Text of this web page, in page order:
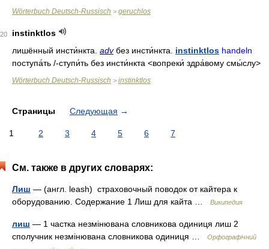
Wörterbuch Deutsch-Russisch > geruchlos
20
instinktlos
лишённый инсти́нкта adv без инсти́нкта instinktlos handeln
поступа́ть /-ступи́ть без инсти́нкта <вопреки́ здра́вому смы́слу>
Wörterbuch Deutsch-Russisch > instinktlos
Страницы Следующая →
1 2 3 4 5 6 7
См. также в других словарях:
Лиш — (англ. leash) страховочный поводок от кайтера к
оборудованию. Содержание 1 Лиш для кайта …
Википедия
лиш — 1 частка незмінювана словникова одиниця лиш 2
сполучник незмінювана словникова одиниця …
Орфографічний